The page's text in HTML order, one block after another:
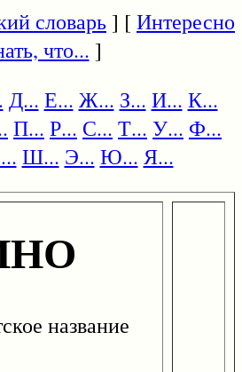
словарь] [Интересно
что... ]
Д... Е... Ж... З... И... К...
П... Р... С... Т... У... Ф...
Ш... Э... Ю... Я...
название